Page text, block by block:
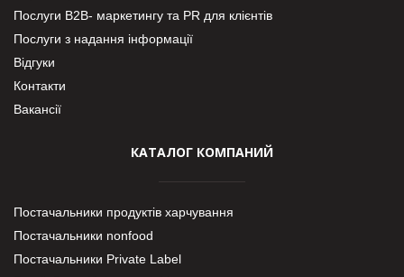
Послуги В2В- маркетингу та PR для клієнтів
Послуги з надання інформації
Відгуки
Контакти
Вакансії
КАТАЛОГ КОМПАНИЙ
Постачальники продуктів харчування
Постачальники nonfood
Постачальники Private Label